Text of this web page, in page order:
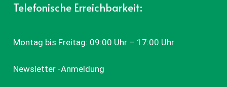
Telefonische Erreichbarkeit:
Montag bis Freitag: 09:00 Uhr – 17:00 Uhr
Newsletter -Anmeldung